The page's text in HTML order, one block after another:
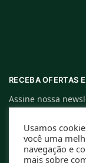
RECEBA OFERTAS
Assine nossa
descontos
Usamos
você uma
navegação e
mais sobre